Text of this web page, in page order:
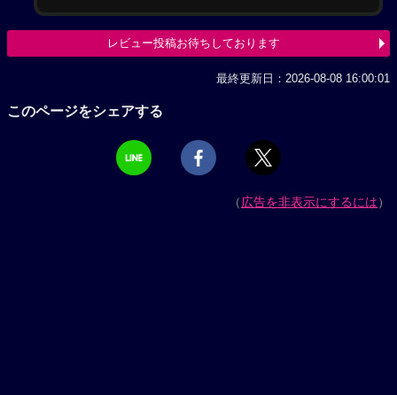
レビュー投稿お待ちしております
最終更新日：2026-08-08 16:00:01
このページをシェアする
（広告を非表示にするには）